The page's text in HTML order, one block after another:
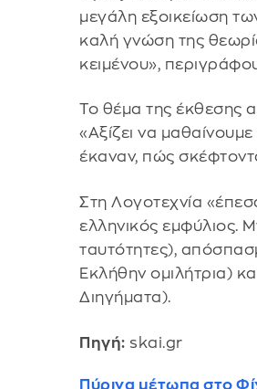
μεγάλη εξοικείωση
καλή γνώση της
κειμένου»,
Το θέμα της έκθεσης
«Αξίζει να
έκαναν, πώς
Στη Λογοτεχνία
ελληνικός εμφύλιος.
ταυτότητες),
Εκλήθην ομιλήτρια)
Διηγήματα).
Πηγή: skai.gr
Πύρινα μέτωπα στο